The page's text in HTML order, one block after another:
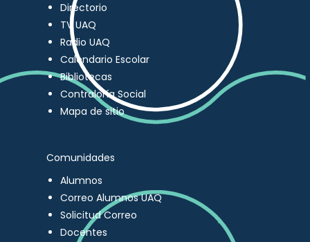
Directorio
TV UAQ
Radio UAQ
Calendario Escolar
Bibliotecas
Contraloría Social
Mapa de sitio
Comunidades
Alumnos
Correo Alumnos UAQ
Solicitud Correo
Docentes